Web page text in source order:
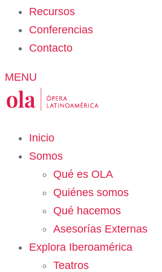
Recursos
Conferencias
Contacto
MENU
Inicio
Somos
Qué es OLA
Quiénes somos
Qué hacemos
Asesorías Externas
Explora Iberoamérica
Teatros